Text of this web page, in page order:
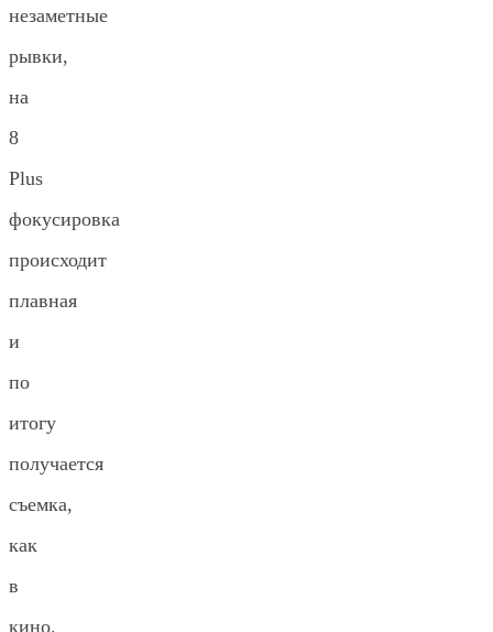
незаметные
рывки,
на
8
Plus
фокусировка
происходит
плавная
и
по
итогу
получается
съемка,
как
в
кино.